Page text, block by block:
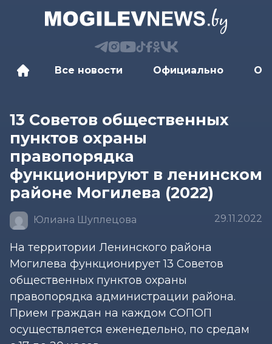
Все новости Официально
13 Советов общественных
пунктов охраны
правопорядка
функционируют в ленинском
районе Могилева (2022)
Юлиана Шуплецова 29.11.2022
На территории Ленинского района
Могилева функционирует 13 Советов
общественных пунктов охраны
правопорядка администрации района.
Прием граждан на каждом СОПОП
осуществляется еженедельно, по средам